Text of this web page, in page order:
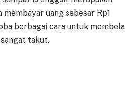
membayar uang sebesar Rp1
berbagai cara untuk membela
takut.